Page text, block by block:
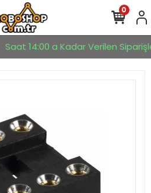
Saat 14:00 a Kadar Verilen
0